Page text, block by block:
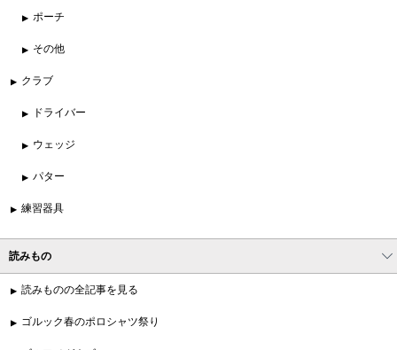
ポーチ
その他
クラブ
ドライバー
ウェッジ
パター
練習器具
読みもの
読みものの全記事を見る
ゴルック春のポロシャツ祭り